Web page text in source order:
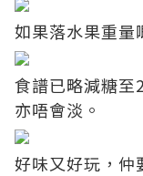
如果落水果重量
食譜已略減糖至
亦唔會淡。
好味又好玩，仲